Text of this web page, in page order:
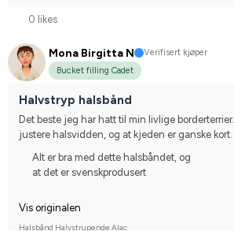
0 likes
Mona Birgitta N
Verifisert kjøper
Bucket filling Cadet
Halvstryp halsbånd
Det beste jeg har hatt til min livlige
justere halsvidden, og at kjeden er ganske kort.
Alt er bra med dette halsbåndet, og
at det er svenskprodusert
Vis originalen
Halsbånd Halvstrupende Alac